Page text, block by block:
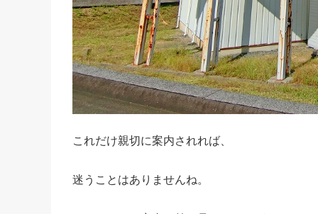
これだけ親切に案内されれば、
迷うことはありませんね。